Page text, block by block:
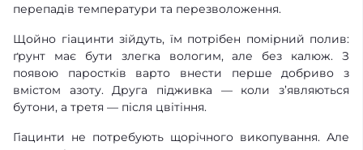
перепадів температури та перезволоження.
Щойно гіацинти зійдуть, їм потрібен помірний полив:
ґрунт має бути злегка вологим, але без калюж. З
появою паростків варто внести перше добриво з
вмістом азоту. Друга підживка — коли з’являються
бутони, а третя — після цвітіння.
Гіацинти не потребують щорічного викопування. Але